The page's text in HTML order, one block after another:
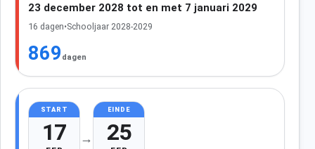
23 december 2028 tot en met 7 januari 2029
16 dagen•Schooljaar 2028-2029
869 dagen
START
17 →
EINDE
25